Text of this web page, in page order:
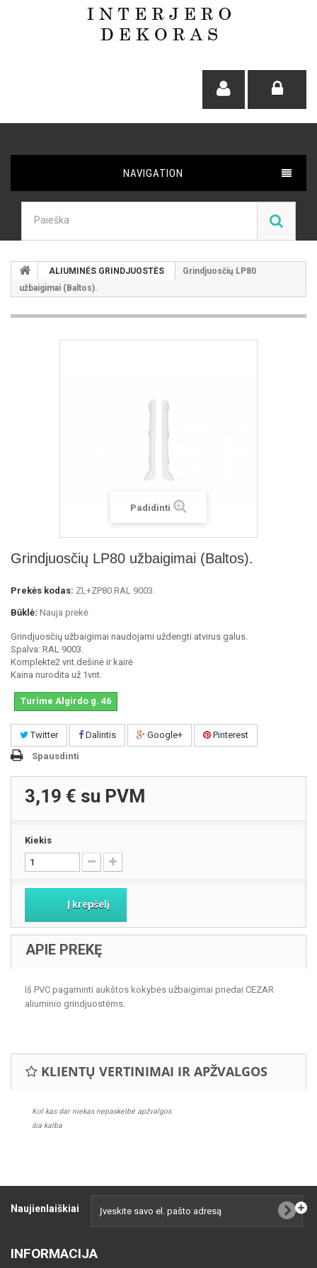
NAVIGATION
ALIUMINĖS GRINDJUOSTĖS
Grindjuosčių LP80
užbaigimai (Baltos).
Padidinti
Grindjuosčių LP80 užbaigimai (Baltos).
Prekės kodas: ZL+ZP80.RAL 9003.
Būklė: Nauja prekė
Grindjuosčių užbaigimai naudojami uždengti atvirus galus.
Spalva: RAL 9003.
Komplekte2 vnt.dešinė ir kairė
Kaina nurodita už 1vnt.
Turime Algirdo g. 46
Twitter Dalintis Google+
Pinterest
Spausdinti
3,19 € su PVM
Kiekis
Į krepšelį
APIE PREKĘ
Iš PVC pagaminti aukštos kokybės užbaigimai priedai CEZAR
aliuminio grindjuostėms.
KLIENTŲ VERTINIMAI IR APŽVALGOS
Kol kas dar niekas nepaskelbė apžvalgos
šia kalba
Naujienlaiškiai
INFORMACIJA